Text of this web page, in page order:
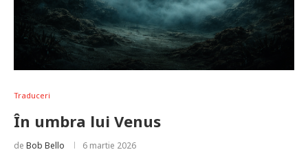
Traduceri
În umbra lui Venus
de Bob Bello 6 martie 2026